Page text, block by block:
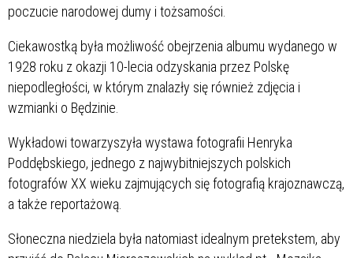
poczucie narodowej dumy i tożsamości.
Ciekawostką była możliwość obejrzenia albumu wydanego w
1928 roku z okazji 10-lecia odzyskania przez Polskę
niepodległości, w którym znalazły się również zdjęcia i
wzmianki o Będzinie.
Wykładowi towarzyszyła wystawa fotografii Henryka
Poddębskiego, jednego z najwybitniejszych polskich
fotografów XX wieku zajmujących się fotografią krajoznawczą,
a także reportażową.
Słoneczna niedziela była natomiast idealnym pretekstem, aby